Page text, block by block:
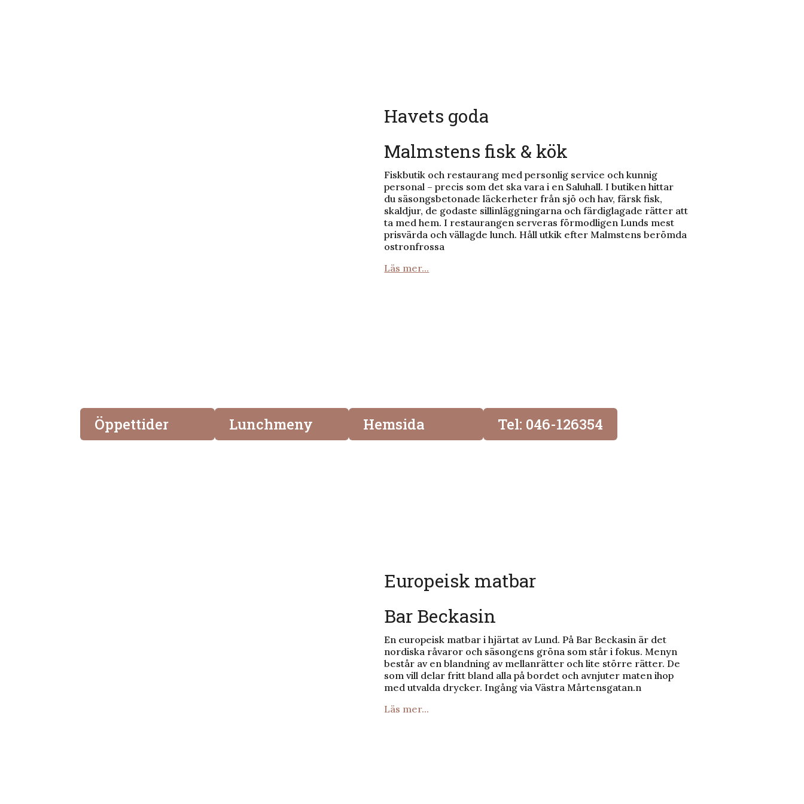
Havets goda
Malmstens fisk & kök
Fiskbutik och restaurang med personlig service och kunnig
personal – precis som det ska vara i en Saluhall. I butiken hittar
du säsongsbetonade läckerheter från sjö och hav, färsk fisk,
skaldjur, de godaste sillinläggningarna och färdiglagade rätter att
ta med hem. I restaurangen serveras förmodligen Lunds mest
prisvärda och vällagde lunch. Håll utkik efter Malmstens berömda
ostronfrossa
Läs mer...
Öppettider Lunchmeny Hemsida Tel: 046-126354
Europeisk matbar
Bar Beckasin
En europeisk matbar i hjärtat av Lund. På Bar Beckasin är det
nordiska råvaror och säsongens gröna som står i fokus. Menyn
består av en blandning av mellanrätter och lite större rätter. De
som vill delar fritt bland alla på bordet och avnjuter maten ihop
med utvalda drycker. Ingång via Västra Mårtensgatan.n
Läs mer...